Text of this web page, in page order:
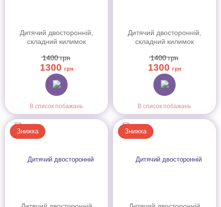
Дитячий двосторонній,
складний килимок
Класики", 200x180x1 см
1400грн
1300 грн
В список побажань
Дитячий двосторонній,
складний килимок
Цифри-тварини",
200х180x1 см
1400грн
1300 грн
В список побажань
Знижка Знижка